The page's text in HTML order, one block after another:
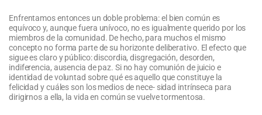
Enfrentamos entonces un doble problema: el bien común es
equívoco y, aunque fuera unívoco, no es igualmente querido por los
miembros de la comunidad. De hecho, para muchos el mismo
concepto no forma parte de su horizonte deliberativo. El efecto que
sigue es claro y público: discordia, disgregación, desorden,
indiferencia, ausencia de paz. Si no hay comunión de juicio e
identidad de voluntad sobre qué es aquello que constituye la
felicidad y cuáles son los medios de nece- sidad intrínseca para
dirigirnos a ella, la vida en común se vuelve tormentosa.